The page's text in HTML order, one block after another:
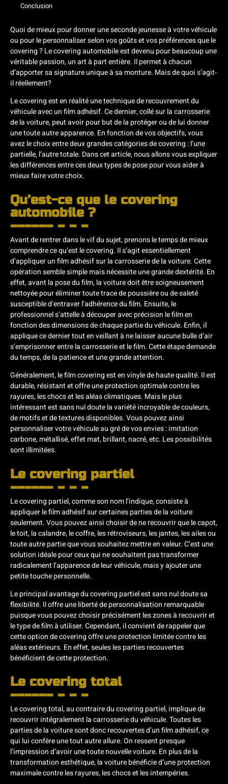
Conclusion
Quoi de mieux pour donner une seconde jeunesse à votre véhicule
ou pour le personnaliser selon vos goûts et vos préférences que le
covering ? Le covering automobile est devenu pour beaucoup une
véritable passion, un art à part entière. Il permet à chacun
d’apporter sa signature unique à sa monture. Mais de quoi s’agit-
il réellement?
Le covering est en réalité une technique de recouvrement du
véhicule avec un film adhésif. Ce dernier, collé sur la carrosserie
de la voiture, peut avoir pour but de la protéger ou de lui donner
une toute autre apparence. En fonction de vos objectifs, vous
avez le choix entre deux grandes catégories de covering : l’une
partielle, l’autre totale. Dans cet article, nous allons vous expliquer
les différences entre ces deux types de pose pour vous aider à
mieux faire votre choix.
Qu’est-ce que le covering
automobile ?
Avant de rentrer dans le vif du sujet, prenons le temps de mieux
comprendre ce qu’est le covering. Il s’agit essentiellement
d’appliquer un film adhésif sur la carrosserie de la voiture. Cette
opération semble simple mais nécessite une grande dextérité. En
effet, avant la pose du film, la voiture doit être soigneusement
nettoyée pour éliminer toute trace de poussière ou de saleté
susceptible d’entraver l’adhérence du film. Ensuite, le
professionnel s’attelle à découper avec précision le film en
fonction des dimensions de chaque partie du véhicule. Enfin, il
applique ce dernier tout en veillant à ne laisser aucune bulle d’air
s’emprisonner entre la carrosserie et le film. Cette étape demande
du temps, de la patience et une grande attention.
Généralement, le film covering est en vinyle de haute qualité. Il est
durable, résistant et offre une protection optimale contre les
rayures, les chocs et les aléas climatiques. Mais le plus
intéressant est sans nul doute la variété incroyable de couleurs,
de motifs et de textures disponibles. Vous pouvez ainsi
personnaliser votre véhicule au gré de vos envies : imitation
carbone, métallisé, effet mat, brillant, nacré, etc. Les possibilités
sont illimitées.
Le covering partiel
Le covering partiel, comme son nom l’indique, consiste à
appliquer le film adhésif sur certaines parties de la voiture
seulement. Vous pouvez ainsi choisir de ne recouvrir que le capot,
le toit, la calandre, le coffre, les rétroviseurs, les jantes, les ailes ou
toute autre partie que vous souhaitez mettre en valeur. C’est une
solution idéale pour ceux qui ne souhaitent pas transformer
radicalement l’apparence de leur véhicule, mais y ajouter une
petite touche personnelle.
Le principal avantage du covering partiel est sans nul doute sa
flexibilité. Il offre une liberté de personnalisation remarquable
puisque vous pouvez choisir précisément les zones à recouvrir et
le type de film à utiliser. Cependant, il convient de rappeler que
cette option de covering offre une protection limitée contre les
aléas extérieurs. En effet, seules les parties recouvertes
bénéficient de cette protection.
Le covering total
Le covering total, au contraire du covering partiel, implique de
recouvrir intégralement la carrosserie du véhicule. Toutes les
parties de la voiture sont donc recouvertes d’un film adhésif, ce
qui lui confère une tout autre allure. On ressent presque
l’impression d’avoir une toute nouvelle voiture. En plus de la
transformation esthétique, la voiture bénéficie d’une protection
maximale contre les rayures, les chocs et les intempéries.